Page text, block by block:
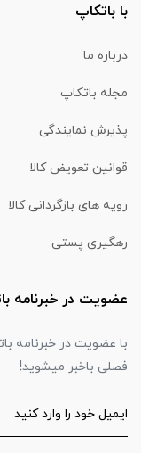
با باتکاپ
درباره ما
مجله باتکاپ
پذیرش نمایندگی
قوانین تعویض کالا
رویه های بازگردانی کالا
رهگیری پستی
عضویت در خبرنامه
با عضویت در خبرنامه
فصلی باخبر میشوید!